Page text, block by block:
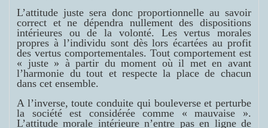
L’attitude juste sera donc proportionnelle au savoir
correct et ne dépendra nullement des dispositions
intérieures ou de la volonté. Les vertus morales
propres à l’individu sont dès lors écartées au profit
des vertus comportementales. Tout comportement est
« juste » à partir du moment où il met en avant
l’harmonie du tout et respecte la place de chacun
dans cet ensemble.
A l’inverse, toute conduite qui bouleverse et perturbe
la société est considérée comme « mauvaise ».
L’attitude morale intérieure n’entre pas en ligne de